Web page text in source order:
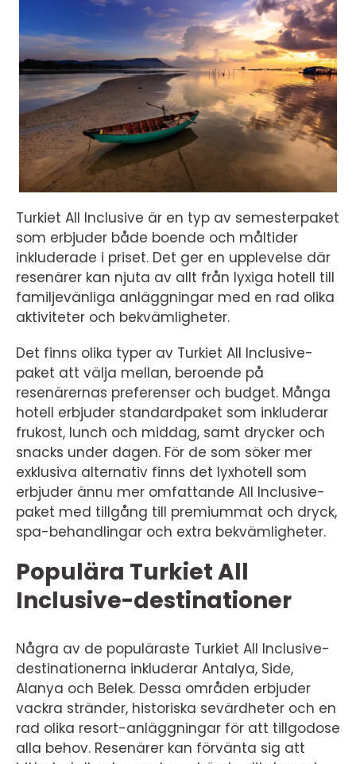
Turkiet All Inclusive är en typ av semesterpaket
som erbjuder både boende och måltider
inkluderade i priset. Det ger en upplevelse där
resenärer kan njuta av allt från lyxiga hotell till
familjevänliga anläggningar med en rad olika
aktiviteter och bekvämligheter.
Det finns olika typer av Turkiet All Inclusive-
paket att välja mellan, beroende på
resenärernas preferenser och budget. Många
hotell erbjuder standardpaket som inkluderar
frukost, lunch och middag, samt drycker och
snacks under dagen. För de som söker mer
exklusiva alternativ finns det lyxhotell som
erbjuder ännu mer omfattande All Inclusive-
paket med tillgång till premiummat och dryck,
spa-behandlingar och extra bekvämligheter.
Populära Turkiet All
Inclusive-destinationer
Några av de populäraste Turkiet All Inclusive-
destinationerna inkluderar Antalya, Side,
Alanya och Belek. Dessa områden erbjuder
vackra stränder, historiska sevärdheter och en
rad olika resort-anläggningar för att tillgodose
alla behov. Resenärer kan förvänta sig att